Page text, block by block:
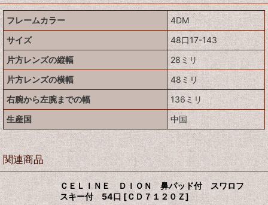
フレームカラー
4DM
サイズ
48口17-143
片方レンズの縦幅
28ミリ
片方レンズの横幅
48ミリ
右腕から左腕までの幅
136ミリ
生産国
中国
関連商品
ＣＥＬＩＮＥ ＤＩＯＮ 鼻パッド付 スワロフ
スキー付 54口 [ＣＤ７１２０Ｚ]